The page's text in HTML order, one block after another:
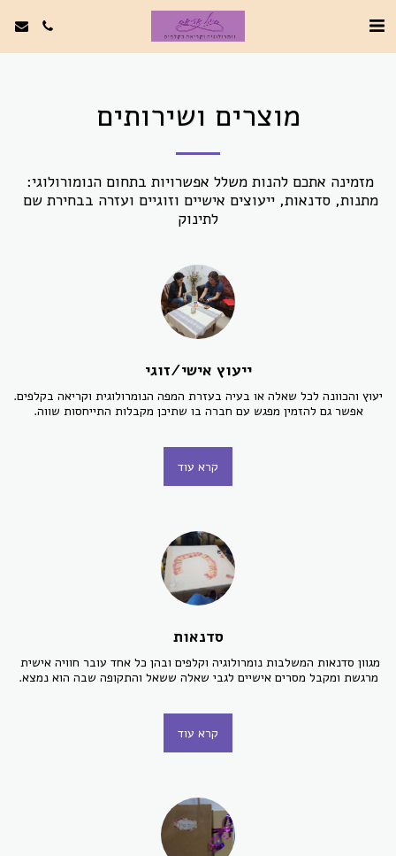
מוצרים ושירותים
לתינוק
ייעוץ אישי/זוגי
אפשר גם להזמין מפגש עם חברה בו שתיכן מקבלות התייחסות שווה.
קרא עוד
סדנאות
מרגשת ומקבל מסרים אישיים לגבי שאלה ששאל והתקופה שבה הוא נמצא.
קרא עוד